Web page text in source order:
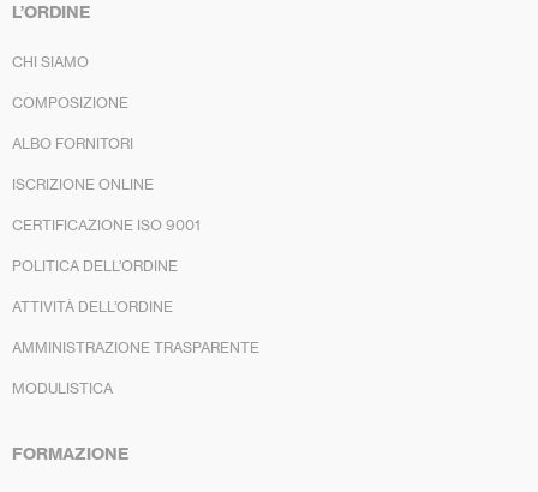
L’ORDINE
CHI SIAMO
COMPOSIZIONE
ALBO FORNITORI
ISCRIZIONE ONLINE
CERTIFICAZIONE ISO 9001
POLITICA DELL’ORDINE
ATTIVITÀ DELL’ORDINE
AMMINISTRAZIONE TRASPARENTE
MODULISTICA
FORMAZIONE